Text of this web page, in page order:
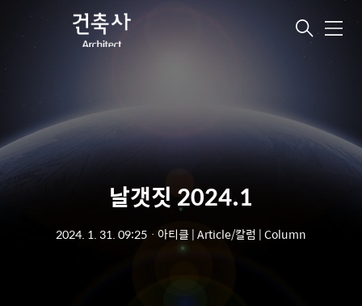
메
날갯짓 2024.1
2024. 1. 31. 09:25 ㆍ 아티클 | Article/칼럼 | Column